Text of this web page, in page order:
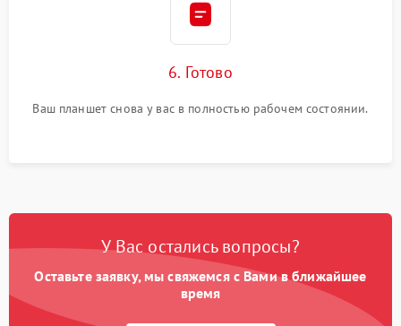
6. Готово
Ваш планшет снова у вас в полностью рабочем состоянии.
У Вас остались вопросы?
Оставьте заявку, мы свяжемся с Вами в ближайшее
время